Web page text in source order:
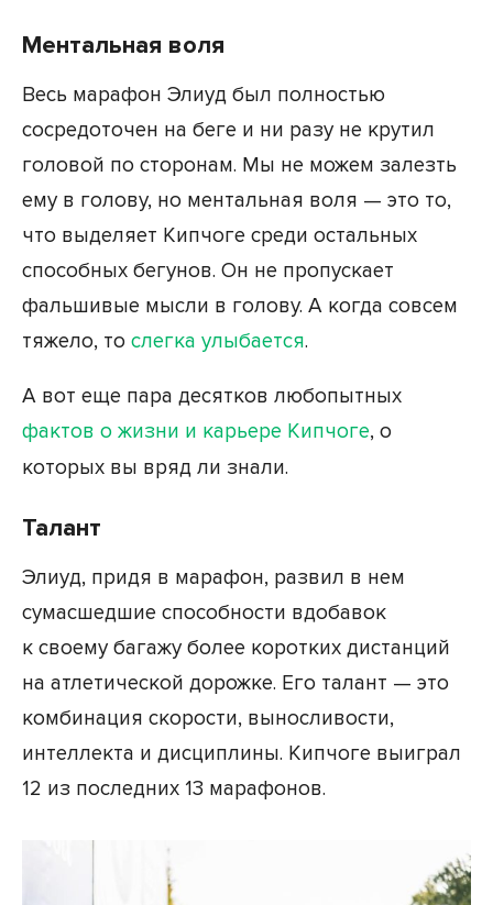
Ментальная воля
Весь марафон Элиуд был полностью
сосредоточен на беге и ни разу не крутил
головой по сторонам. Мы не можем залезть
ему в голову, но ментальная воля — это то,
что выделяет Кипчоге среди остальных
способных бегунов. Он не пропускает
фальшивые мысли в голову. А когда совсем
тяжело, то слегка улыбается.
А вот еще пара десятков любопытных
фактов о жизни и карьере Кипчоге, о
которых вы вряд ли знали.
Талант
Элиуд, придя в марафон, развил в нем
сумасшедшие способности вдобавок
к своему багажу более коротких дистанций
на атлетической дорожке. Его талант — это
комбинация скорости, выносливости,
интеллекта и дисциплины. Кипчоге выиграл
12 из последних 13 марафонов.